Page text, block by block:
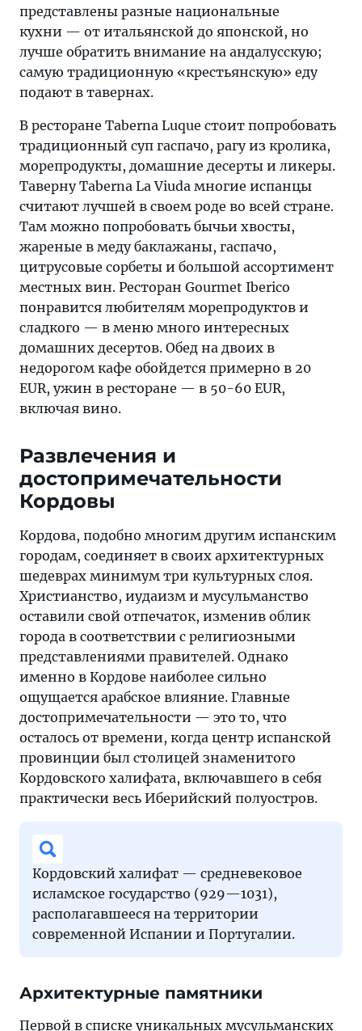
представлены разные национальные
кухни — от итальянской до японской, но
лучше обратить внимание на андалусскую;
самую традиционную «крестьянскую» еду
подают в тавернах.
В ресторане Taberna Luque стоит попробовать
традиционный суп гаспачо, рагу из кролика,
морепродукты, домашние десерты и ликеры.
Таверну Taberna La Viuda многие испанцы
считают лучшей в своем роде во всей стране.
Там можно попробовать бычьи хвосты,
жареные в меду баклажаны, гаспачо,
цитрусовые сорбеты и большой ассортимент
местных вин. Ресторан Gourmet Iberico
понравится любителям морепродуктов и
сладкого — в меню много интересных
домашних десертов. Обед на двоих в
недорогом кафе обойдется примерно в 20
EUR, ужин в ресторане — в 50-60 EUR,
включая вино.
Развлечения и
достопримечательности
Кордовы
Кордова, подобно многим другим испанским
городам, соединяет в своих архитектурных
шедеврах минимум три культурных слоя.
Христианство, иудаизм и мусульманство
оставили свой отпечаток, изменив облик
города в соответствии с религиозными
представлениями правителей. Однако
именно в Кордове наиболее сильно
ощущается арабское влияние. Главные
достопримечательности — это то, что
осталось от времени, когда центр испанской
провинции был столицей знаменитого
Кордовского халифата, включавшего в себя
практически весь Иберийский полуостров.
Кордовский халифат — средневековое
исламское государство (929—1031),
располагавшееся на территории
современной Испании и Португалии.
Архитектурные памятники
Первой в списке уникальных мусульманских